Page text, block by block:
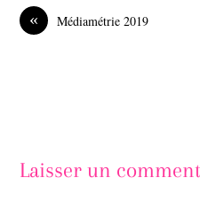
o
o
k
I
« Médiamétrie 2019
Laisser un